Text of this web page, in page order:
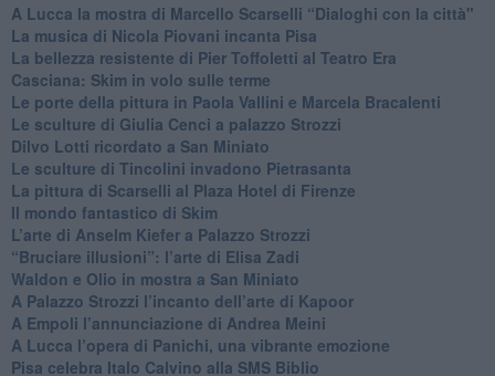
A Lucca la mostra di Marcello Scarselli “Dialoghi con la città"
​La musica di Nicola Piovani incanta Pisa
​La bellezza resistente di Pier Toffoletti al Teatro Era
​Casciana: Skim in volo sulle terme
​Le porte della pittura in Paola Vallini e Marcela Bracalenti
​Le sculture di Giulia Cenci a palazzo Strozzi
​Dilvo Lotti ricordato a San Miniato
​Le sculture di Tincolini invadono Pietrasanta
La pittura di Scarselli al Plaza Hotel di Firenze
​Il mondo fantastico di Skim
​L’arte di Anselm Kiefer a Palazzo Strozzi
​“Bruciare illusioni”: l’arte di Elisa Zadi
​Waldon e Olio in mostra a San Miniato
​A Palazzo Strozzi l’incanto dell’arte di Kapoor
​A Empoli l’annunciazione di Andrea Meini
A Lucca l’opera di Panichi, una vibrante emozione
Pisa celebra Italo Calvino alla SMS Biblio